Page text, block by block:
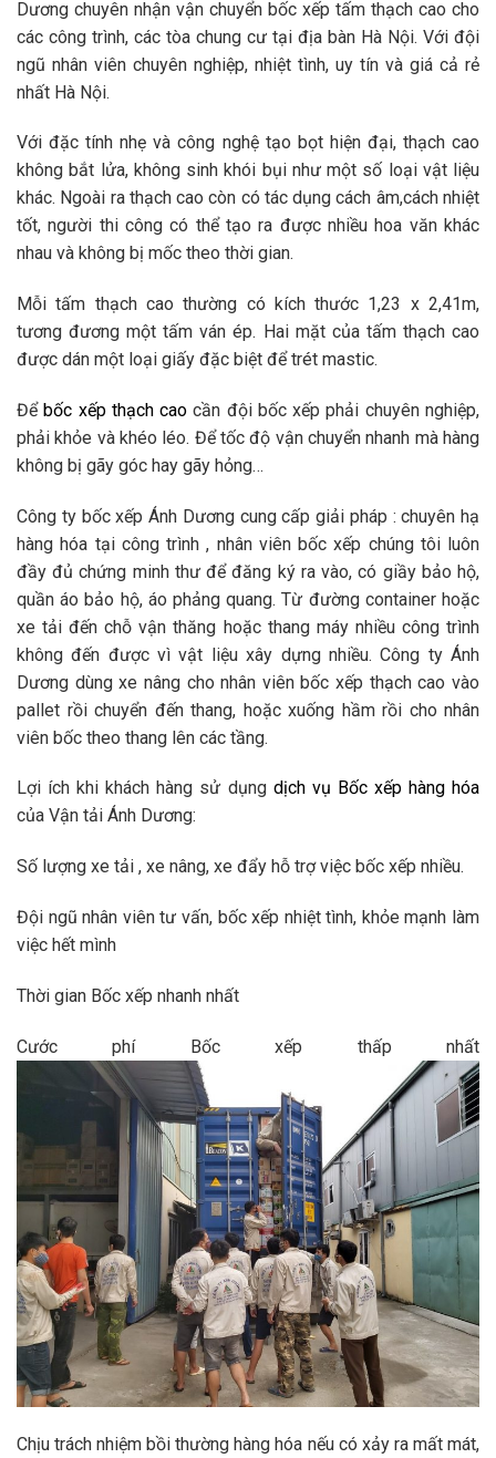
Dương chuyên nhận vận chuyển bốc xếp tấm thạch cao cho
các công trình, các tòa chung cư tại địa bàn Hà Nội. Với đội
ngũ nhân viên chuyên nghiệp, nhiệt tình, uy tín và giá cả rẻ
nhất Hà Nội.
Với đặc tính nhẹ và công nghệ tạo bọt hiện đại, thạch cao
không bắt lửa, không sinh khói bụi như một số loại vật liệu
khác. Ngoài ra thạch cao còn có tác dụng cách âm,cách nhiệt
tốt, người thi công có thể tạo ra được nhiều hoa văn khác
nhau và không bị mốc theo thời gian.
Mỗi tấm thạch cao thường có kích thước 1,23 x 2,41m,
tương đương một tấm ván ép. Hai mặt của tấm thạch cao
được dán một loại giấy đặc biệt để trét mastic.
Đểbốc xếp thạch cao cần đội bốc xếp phải chuyên nghiệp,
phải khỏe và khéo léo. Để tốc độ vận chuyển nhanh mà hàng
không bị gãy góc hay gãy hỏng…
Công ty bốc xếp Ánh Dương cung cấp giải pháp : chuyên hạ
hàng hóa tại công trình , nhân viên bốc xếp chúng tôi luôn
đầy đủ chứng minh thư để đăng ký ra vào, có giầy bảo hộ,
quần áo bảo hộ, áo phảng quang. Từ đường container hoặc
xe tải đến chỗ vận thăng hoặc thang máy nhiều công trình
không đến được vì vật liệu xây dựng nhiều. Công ty Ánh
Dương dùng xe nâng cho nhân viên bốc xếp thạch cao vào
pallet rồi chuyển đến thang, hoặc xuống hầm rồi cho nhân
viên bốc theo thang lên các tầng.
Lợi ích khi khách hàng sử dụng dịch vụ Bốc xếp hàng hóa
của Vận tải Ánh Dương:
Số lượng xe tải , xe nâng, xe đẩy hỗ trợ việc bốc xếp nhiều.
Đội ngũ nhân viên tư vấn, bốc xếp nhiệt tình, khỏe mạnh làm
việc hết mình
Thời gian Bốc xếp nhanh nhất
Cước phí Bốc xếp thấp nhất
Chịu trách nhiệm bồi thường hàng hóa nếu có xảy ra mất mát,